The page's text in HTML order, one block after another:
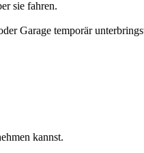
sie fahren.
Garage temporär
kannst.